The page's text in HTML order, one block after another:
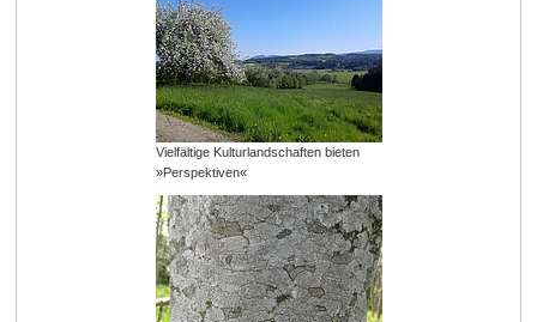
Vielfältige Kulturlandschaften bieten
»Perspektiven«